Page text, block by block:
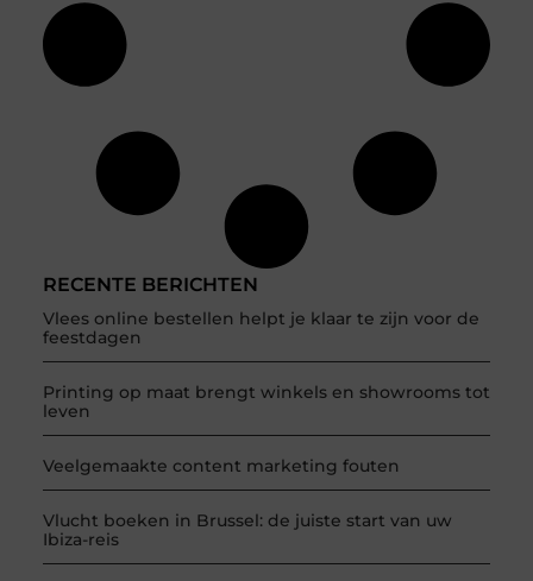
RECENTE BERICHTEN
Vlees online bestellen helpt je klaar te zijn voor de
feestdagen
Printing op maat brengt winkels en showrooms tot
leven
Veelgemaakte content marketing fouten
Vlucht boeken in Brussel: de juiste start van uw
Ibiza-reis